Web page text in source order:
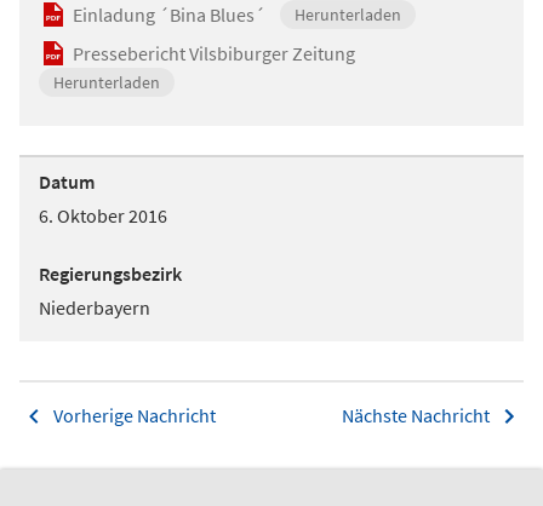
Einladung ´Bina Blues´
Herunterladen
Pressebericht Vilsbiburger Zeitung
Herunterladen
Datum
6. Oktober 2016
Regierungsbezirk
Niederbayern
Vorherige Nachricht Nächste Nachricht